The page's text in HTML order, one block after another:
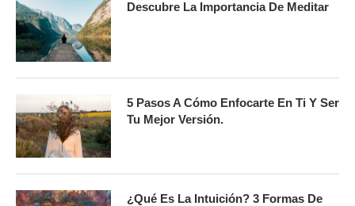
Descubre La Importancia De Meditar
5 Pasos A Cómo Enfocarte En Ti Y Ser
Tu Mejor Versión.
¿Qué Es La Intuición? 3 Formas De